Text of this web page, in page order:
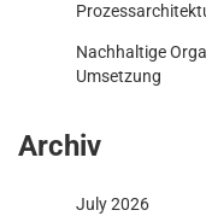
Nachhaltige
Umsetzung
Archiv
July 2026